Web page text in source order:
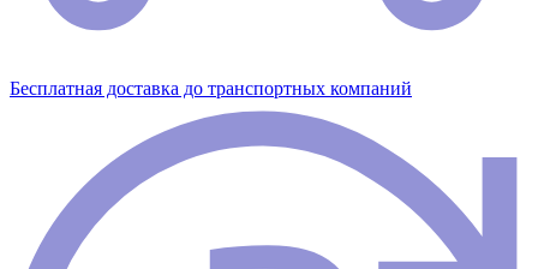
Бесплатная доставка до транспортных компаний